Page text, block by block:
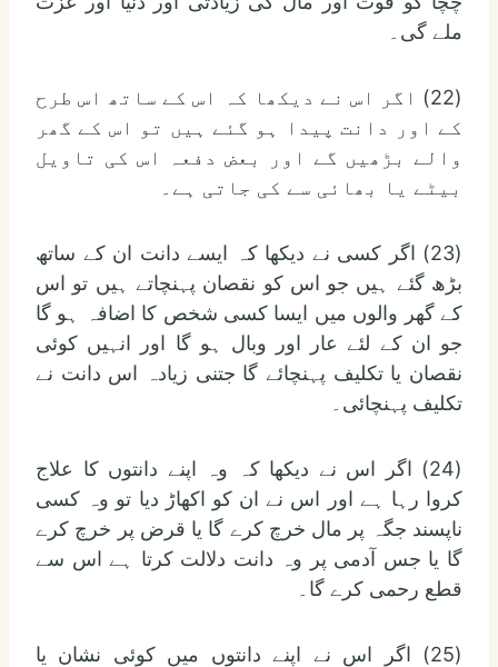
ملے گی۔
(22) اگر اس نے دیکھا کہ اس کے ساتھ اس طرح
کے اور دانت پیدا ہو گئے ہیں تو اس کے گھر
والے بڑھیں گے اور بعض دفعہ اس کی تاویل
بیٹے یا بھائی سے کی جاتی ہے۔
(23) اگر کسی نے دیکھا کہ ایسے دانت ان کے ساتھ
بڑھ گئے ہیں جو اس کو نقصان پہنچاتے ہیں تو اس
کے گھر والوں میں ایسا کسی شخص کا اضافہ ہو گا
جو ان کے لئے عار اور وبال ہو گا اور انہیں کوئی
نقصان یا تکلیف پہنچائے گا جتنی زیادہ اس دانت نے
تکلیف پہنچائی۔
(24) اگر اس نے دیکھا کہ وہ اپنے دانتوں کا علاج
کروا رہا ہے اور اس نے ان کو اکھاڑ دیا تو وہ کسی
ناپسند جگہ پر مال خرچ کرے گا یا قرض پر خرچ کرے
گا یا جس آدمی پر وہ دانت دلالت کرتا ہے اس سے
قطع رحمی کرے گا۔
(25) اگر اس نے اپنے دانتوں میں کوئی نشان یا